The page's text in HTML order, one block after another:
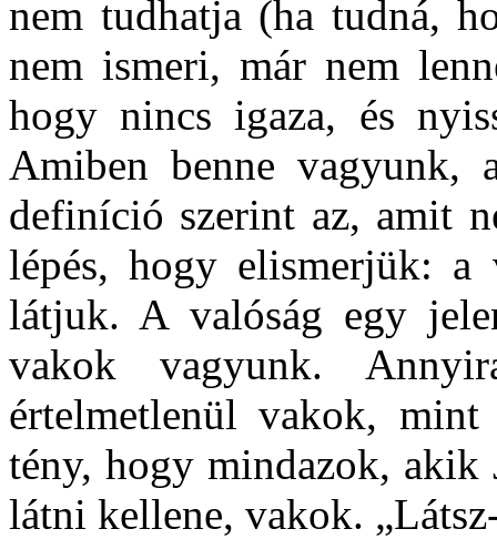
nem tudhatja (ha tudná,
nem ismeri, már nem
hogy nincs igaza, és
Amiben benne vagyunk,
definíció szerint az, amit
lépés, hogy elismerjük: a
látjuk. A valóság egy
vakok vagyunk.
értelmetlenül vakok,
tény, hogy mindazok, akik
látni kellene, vakok.